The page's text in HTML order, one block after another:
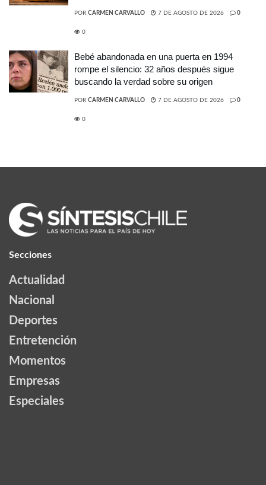
POR CARMEN CARVALLO 7 DE AGOSTO DE 2026 0
0
Bebé abandonada en una puerta en 1994
rompe el silencio: 32 años después sigue
buscando la verdad sobre su origen
POR CARMEN CARVALLO 7 DE AGOSTO DE 2026 0
0
Secciones
Actualidad
Nacional
Deportes
Entretención
Momentos
Empresas
Especiales